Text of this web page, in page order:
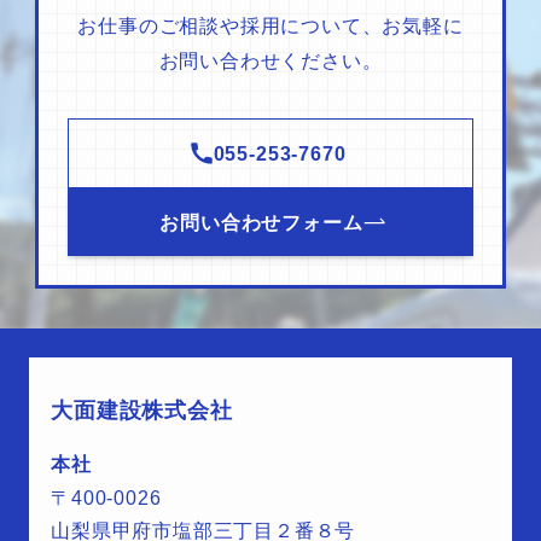
お仕事のご相談や採用について、お気軽に
お問い合わせください。
055-253-7670
お問い合わせフォーム
大面建設株式会社
本社
〒400-0026
山梨県甲府市塩部三丁目２番８号